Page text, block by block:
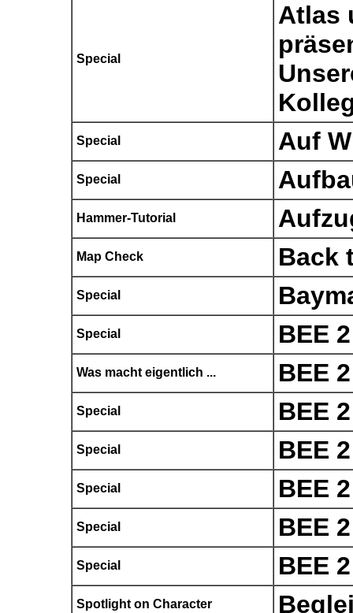
Special
Atlas
Special Auf
Special
Hammer-Tutorial
Map Check Back
Special
Special BEE 2
Was macht eigentlich ... BEE 2
Special BEE
Special BEE
Special BEE
Special BEE
Special BEE
Spotlight on Character